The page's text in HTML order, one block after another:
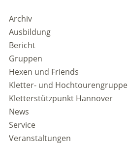
Archiv
Ausbildung
Bericht
Gruppen
Hexen und Friends
Kletter- und Hochtourengruppe
Kletterstützpunkt Hannover
News
Service
Veranstaltungen